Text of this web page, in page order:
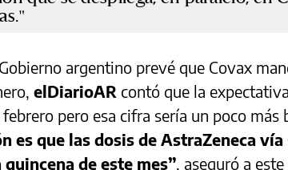
argentino prevé que Covax
elDiarioAR contó que la
pero esa cifra sería un poco más
es que las dosis de AstraZeneca
quincena de este mes”, aseguró a